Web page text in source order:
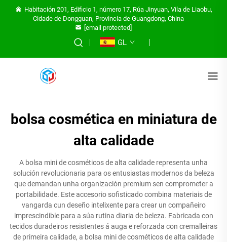
Habitación 201, Edificio 1, número 17, Rúa Jinyuan, Vila de Liaobu,
Cidade de Dongguan, Provincia de Guangdong, China
[email protected]
GL
bolsa cosmética en miniatura de
alta calidade
A bolsa mini de cosméticos de alta calidade representa unha
solución revolucionaria para os entusiastas modernos da beleza
que demandan unha organización premium sen comprometer a
portabilidade. Este accesorio sofisticado combina materiais de
vangarda cun deseño intelixente para crear un compañeiro
imprescindible para a súa rutina diaria de beleza. Fabricada con
tecidos duradeiros resistentes á auga e reforzada con cremalleiras
de primeira calidade, a bolsa mini de cosméticos de alta calidade